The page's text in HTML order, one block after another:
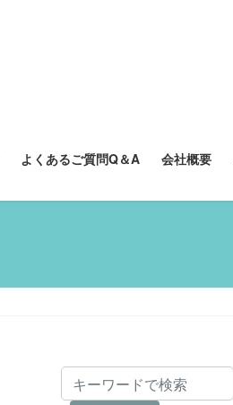
よくあるご質問Q＆A 会社概要